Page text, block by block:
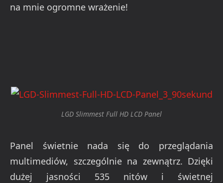
na mnie ogromne wrażenie!
LGD Slimmest Full HD LCD Panel
Panel świetnie nada się do przeglądania
multimediów, szczególnie na zewnątrz. Dzięki
dużej jasności 535 nitów i świetnej